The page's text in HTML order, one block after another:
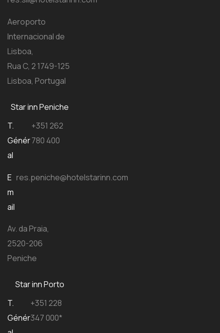
Aeroporto
Internacional de
Lisboa,
Rua C, 2 1749-125
Lisboa, Portugal
Star inn Peniche
T.
Génér
al
+351 262
780 400
E
m
ail
res.peniche@hotelstarinn.com
Av. da Praia,
2520-206
Peniche
Star inn Porto
T.
Génér
+351 228
347 000*